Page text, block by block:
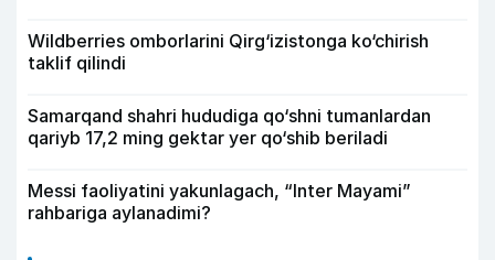
Wildberries omborlarini Qirg‘izistonga ko‘chirish
taklif qilindi
Samarqand shahri hududiga qo‘shni tumanlardan
qariyb 17,2 ming gektar yer qo‘shib beriladi
Messi faoliyatini yakunlagach, “Inter Mayami”
rahbariga aylanadimi?